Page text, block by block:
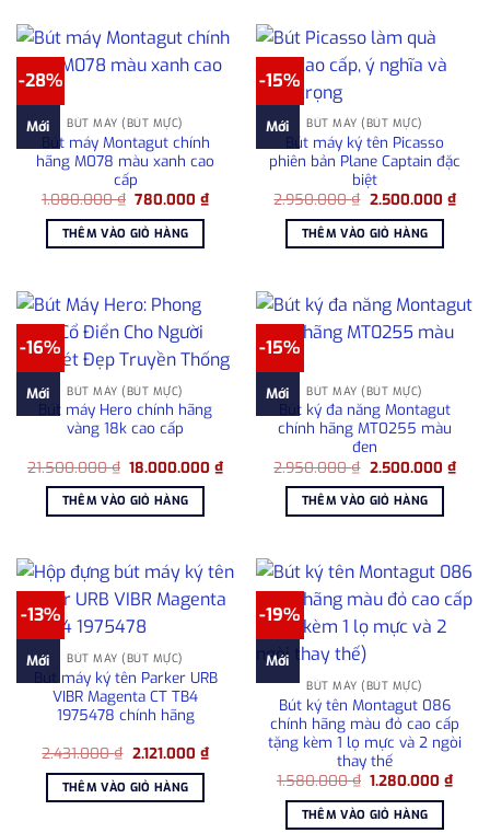
-28%
Mới BÚT MÁY (BÚT MỰC)
Bút máy Montagut chính
hãng M078 màu xanh cao
cấp
1.080.000₫ Giá
là:
1.080.000 ₫.
780.000₫Giá
hiện
THÊM VÀO GIỎ HÀNG
-15%
Mới BÚT MÁY (BÚT MỰC)
Bút máy ký tên Picasso
phiên bản Plane Captain đặc
biệt
2.950.000₫ Giá
là:
2.950.000 ₫.
2.500.000 ₫Giá
hiện
THÊM VÀO GIỎ HÀNG
-16%
Mới BÚT MÁY (BÚT MỰC)
Bút máy Hero chính hãng
vàng 18k cao cấp
21.500.000₫ Giá
là:
21.500.000 ₫.
18.000.000₫Giá
hiện
18.000.000 ₫.
THÊM VÀO GIỎ HÀNG
-15%
Mới BÚT MÁY (BÚT MỰC)
Bút ký đa năng Montagut
chính hãng MT0255 màu
đen
2.950.000₫ Giá
là:
2.950.000 ₫.
2.500.000 ₫Giá
hiện
THÊM VÀO GIỎ HÀNG
-13%
Mới BÚT MÁY (BÚT MỰC)
Bút máy ký tên Parker URB
VIBR Magenta CT TB4
1975478 chính hãng
2.431.000₫ Giá
là:
2.431.000 ₫.
2.121.000 ₫Giá
hiện
THÊM VÀO GIỎ HÀNG
-19%
Mới
BÚT MÁY (BÚT MỰC)
Bút ký tên Montagut 086
chính hãng màu đỏ cao cấp
tặng kèm 1 lọ mực và 2 ngòi
thay thế
1.580.000₫ Giá
là:
1.580.000 ₫.
1.280.000₫Giá
hiện
THÊM VÀO GIỎ HÀNG